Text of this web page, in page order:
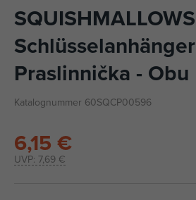
SQUISHMALLOWS
Schlüsselanhänger
Praslinnička - Obu
Katalognummer 60SQCP00596
UVP: 7,69 €
6,15 €